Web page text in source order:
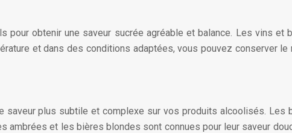
obtenir une saveur sucrée agréable et balance. Les vins et
et dans des conditions adaptées, vous pouvez conserver
plus subtile et complexe sur vos produits alcoolisés. Les
et les bières blondes sont connues pour leur saveur